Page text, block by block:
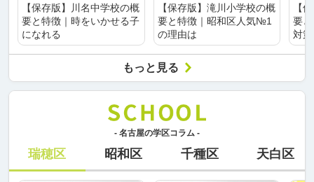
【保存版】川名中学校の概
要と特徴｜時をいかせる子
になれる
【保存版】滝川小学校の概
要と特徴｜昭和区人気№1
の理由は
【
要
対
もっと見る
- 名古屋の学区コラム -
瑞穂区 昭和区 千種区 天白区